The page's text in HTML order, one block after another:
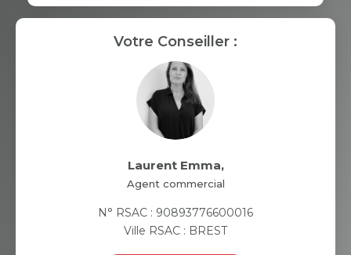
RESTAURANTS ET CAFÉS
Votre Conseiller :
Laurent Emma,
Agent commercial
N° RSAC : 90893776600016
Ville RSAC : BREST